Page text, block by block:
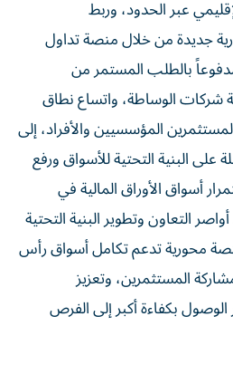
عبر الحدود، وربط
جديدة من خلال منصة تداول
بالطلب المستمر من
شركات الوساطة، واتساع نطاق
المؤسسيين والأفراد، إلى
البنية التحتية للأسواق ورفع
أسواق الأوراق المالية في
التعاون وتطوير البنية التحتية
محورية تدعم تكامل أسواق رأس
المستثمرين، وتعزيز
بكفاءة أكبر إلى الفرص